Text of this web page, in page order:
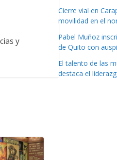
y
Cierre vial en
movilidad en el
Pabel Muñoz
de Quito con
El talento de las
destaca el